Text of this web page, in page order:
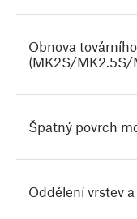
Obnova
(MK2S/MK2.5S/
Špatný povrch
Oddělení vrstev